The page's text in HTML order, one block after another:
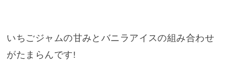
いちごジャムの甘みとバニラアイスの組み合わせ
がたまらんです!